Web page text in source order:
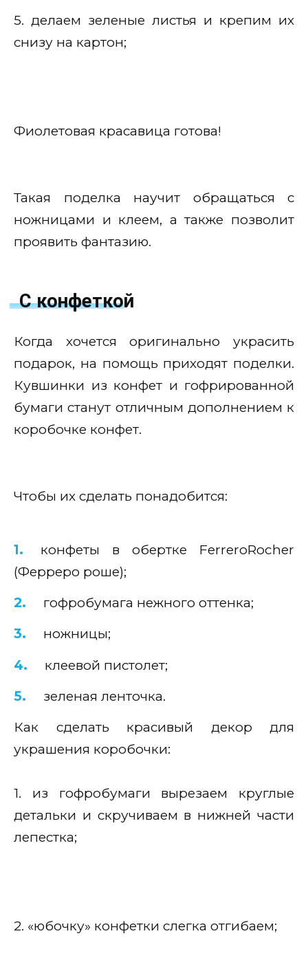
5. делаем зеленые листья и крепим их
снизу на картон;
Фиолетовая красавица готова!
Такая поделка научит обращаться с
ножницами и клеем, а также позволит
проявить фантазию.
С конфеткой
Когда хочется оригинально украсить
подарок, на помощь приходят поделки.
Кувшинки из конфет и гофрированной
бумаги станут отличным дополнением к
коробочке конфет.
Чтобы их сделать понадобится:
конфеты в обертке FerreroRocher
(Ферреро роше);
гофробумага нежного оттенка;
ножницы;
клеевой пистолет;
зеленая ленточка.
Как сделать красивый декор для
украшения коробочки:
1. из гофробумаги вырезаем круглые
детальки и скручиваем в нижней части
лепестка;
2. «юбочку» конфетки слегка отгибаем;